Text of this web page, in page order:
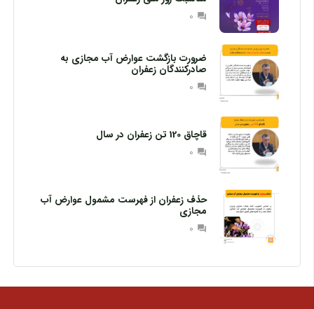
question_answer
0
ضرورت بازگشت عوارض آب مجازی به
صادرکنندگان زعفران
question_answer
0
قاچاق 120 تن زعفران در سال
question_answer
0
حذف زعفران از فهرست مشمول عوارض آب
مجازی
question_answer
0